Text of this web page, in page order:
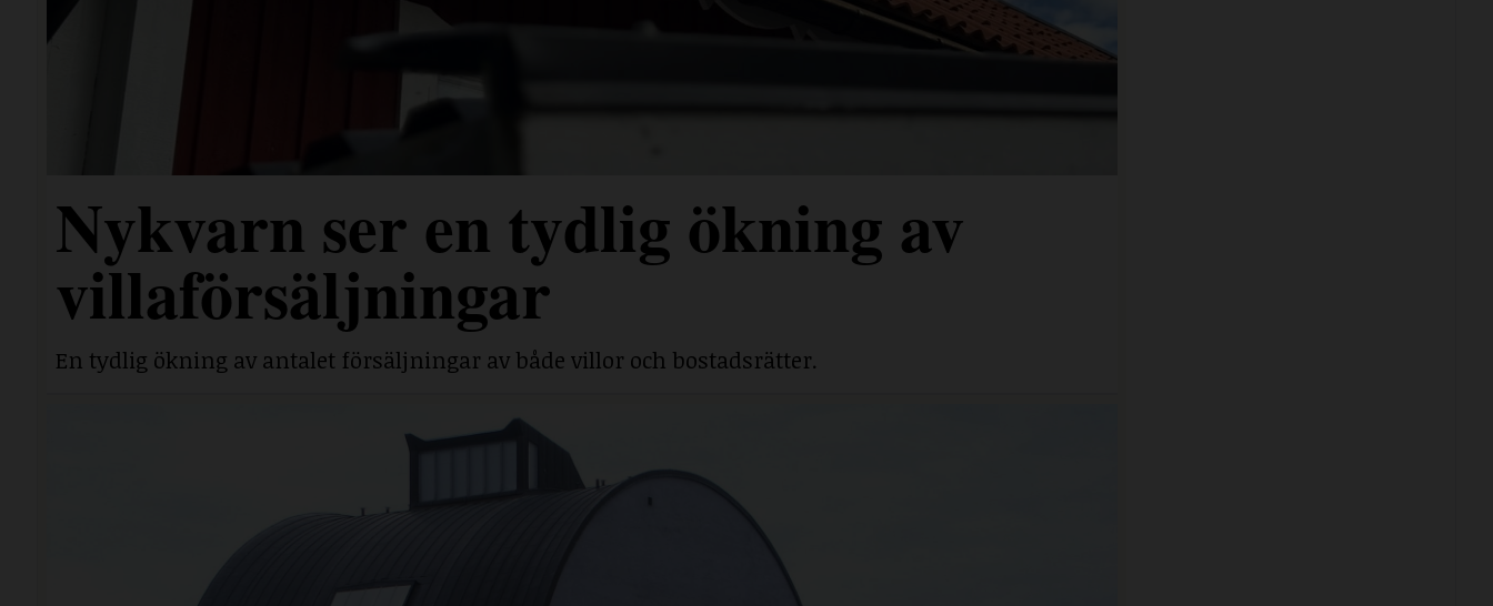
Nykvarn ser en tydlig ökning av
villaförsäljningar
En tydlig ökning av antalet försäljningar av både villor och bostadsrätter.